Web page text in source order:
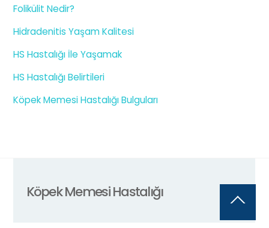
Folikülit Nedir?
Hidradenitis Yaşam Kalitesi
HS Hastalığı İle Yaşamak
HS Hastalığı Belirtileri
Köpek Memesi Hastalığı Bulguları
Back
Top
Köpek Memesi Hastalığı